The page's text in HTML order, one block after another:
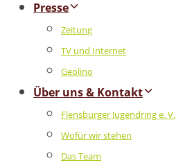
Presse
Zeitung
TV und Internet
Geolino
Über uns & Kontakt
Flensburger Jugendring e. V.
Wofür wir stehen
Das Team